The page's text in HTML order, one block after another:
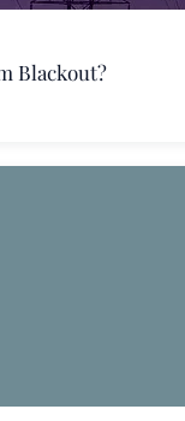
Blackout?